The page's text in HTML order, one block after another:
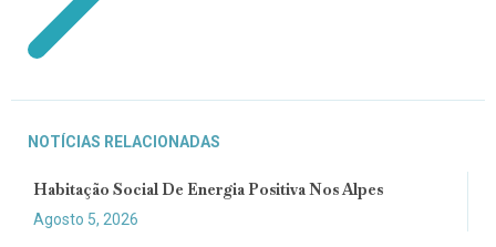
NOTÍCIAS RELACIONADAS
Habitação Social De Energia Positiva Nos Alpes
Agosto 5, 2026